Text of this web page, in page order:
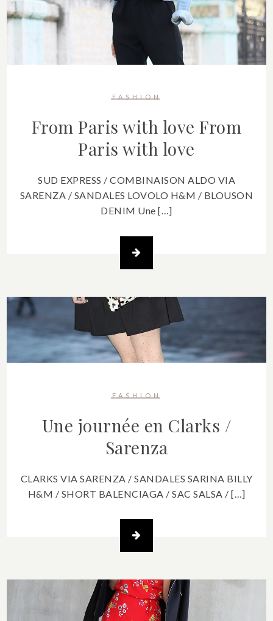
FASHION
From Paris with loveFrom
Paris with love
SUD EXPRESS / COMBINAISON ALDO VIA
SARENZA / SANDALES LOVOLO H&M / BLOUSON
DENIM Une […]
FASHION
Une journée en Clarks /
Sarenza
CLARKS VIA SARENZA / SANDALES SARINA BILLY
H&M / SHORT BALENCIAGA / SAC SALSA / […]